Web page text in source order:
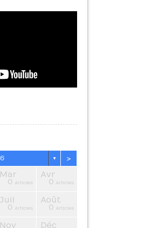
▼
>
Mar
0 Articles
Avr
0 Articles
Juil
0 Articles
Août
0 Articles
Nov Déc